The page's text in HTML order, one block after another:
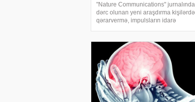
"Nature Communications" jurnalında
dərc olunan yeni araşdırma kişilərdə
qərarvermə, impulsların idarə
orta hesabla 32 yaşına qədər inkişa